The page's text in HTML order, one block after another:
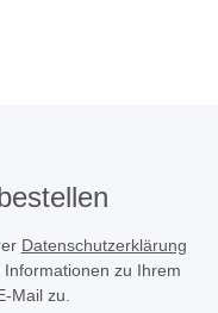
Datenschutzerklärung
zu Ihrem
Mail zu.